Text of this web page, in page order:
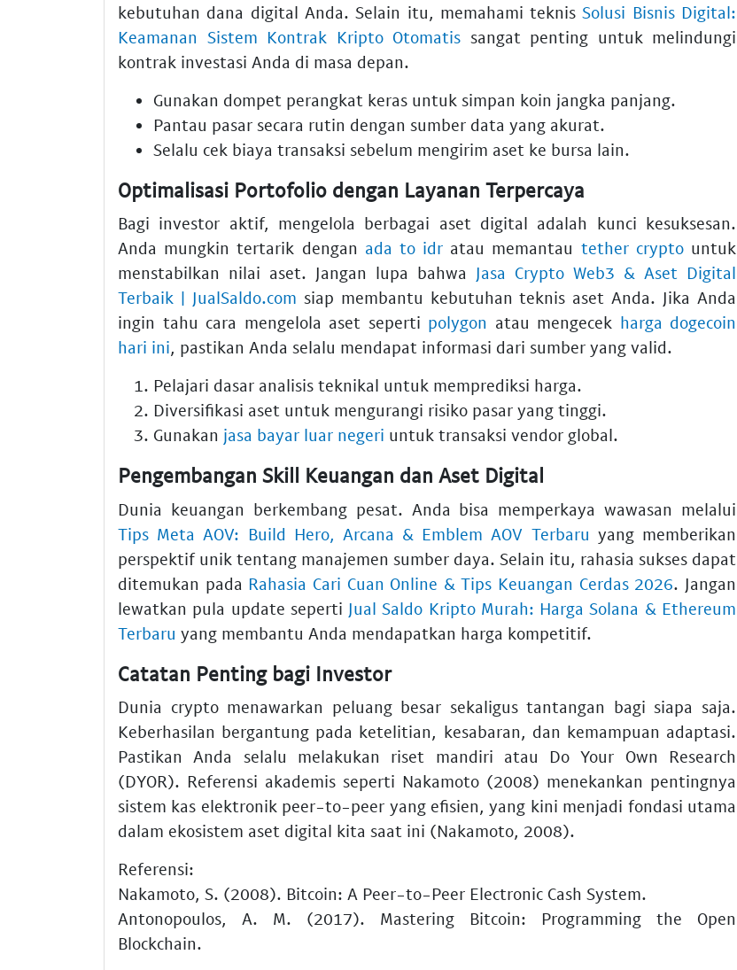
kebutuhan dana digital Anda. Selain itu, memahami teknisSolusi Bisnis Digital:
Keamanan Sistem Kontrak Kripto Otomatis sangat penting untuk melindungi
kontrak investasi Anda di masa depan.
Gunakan dompet perangkat keras untuk simpan koin jangka panjang.
Pantau pasar secara rutin dengan sumber data yang akurat.
Selalu cek biaya transaksi sebelum mengirim aset ke bursa lain.
Optimalisasi Portofolio dengan Layanan Terpercaya
Bagi investor aktif, mengelola berbagai aset digital adalah kunci kesuksesan.
Anda mungkin tertarik dengan ada to idr atau memantau tether cryptountuk
menstabilkan nilai aset. Jangan lupa bahwa Jasa Crypto Web3 & Aset Digital
Terbaik | JualSaldo.com siap membantu kebutuhan teknis aset Anda. Jika Anda
ingin tahu cara mengelola aset seperti polygon atau mengecek harga dogecoin
hari ini, pastikan Anda selalu mendapat informasi dari sumber yang valid.
Pelajari dasar analisis teknikal untuk memprediksi harga.
Diversifikasi aset untuk mengurangi risiko pasar yang tinggi.
Gunakan jasa bayar luar negeri untuk transaksi vendor global.
Pengembangan Skill Keuangan dan Aset Digital
Dunia keuangan berkembang pesat. Anda bisa memperkaya wawasan melalui
Tips Meta AOV: Build Hero, Arcana & Emblem AOV Terbaru yang memberikan
perspektif unik tentang manajemen sumber daya. Selain itu, rahasia sukses dapat
ditemukan pada Rahasia Cari Cuan Online & Tips Keuangan Cerdas 2026. Jangan
lewatkan pula update seperti Jual Saldo Kripto Murah: Harga Solana & Ethereum
Terbaru yang membantu Anda mendapatkan harga kompetitif.
Catatan Penting bagi Investor
Dunia crypto menawarkan peluang besar sekaligus tantangan bagi siapa saja.
Keberhasilan bergantung pada ketelitian, kesabaran, dan kemampuan adaptasi.
Pastikan Anda selalu melakukan riset mandiri atau Do Your Own Research
(DYOR). Referensi akademis seperti Nakamoto (2008) menekankan pentingnya
sistem kas elektronik peer-to-peer yang efisien, yang kini menjadi fondasi utama
dalam ekosistem aset digital kita saat ini (Nakamoto, 2008).
Referensi:
Nakamoto, S. (2008). Bitcoin: A Peer-to-Peer Electronic Cash System.
Antonopoulos, A. M. (2017). Mastering Bitcoin: Programming the Open
Blockchain.